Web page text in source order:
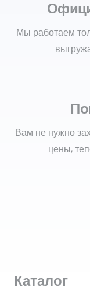
Мы работаем
Вам не нужно
цены,
Каталог